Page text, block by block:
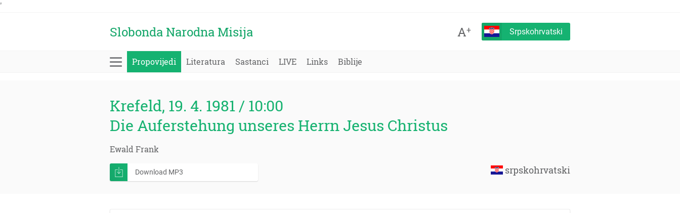
'
Slobonda Narodna Misija A+ Srpskohrvatski
Propovijedi Literatura Sastanci LIVE Links Biblije
Krefeld, 19. 4. 1981 / 10:00
Die Auferstehung unseres Herrn Jesus Christus
Ewald Frank
srpskohrvatski
Download MP3